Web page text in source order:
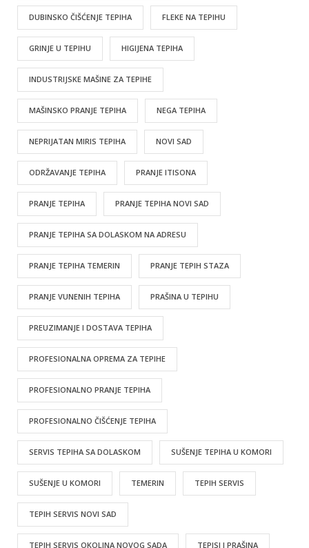
DUBINSKO ČIŠĆENJE TEPIHA FLEKE NA TEPIHU
GRINJE U TEPIHU HIGIJENA TEPIHA
INDUSTRIJSKE MAŠINE ZA TEPIHE
MAŠINSKO PRANJE TEPIHA NEGA TEPIHA
NEPRIJATAN MIRIS TEPIHA NOVI SAD
ODRŽAVANJE TEPIHA PRANJE ITISONA
PRANJE TEPIHA PRANJE TEPIHA NOVI SAD
PRANJE TEPIHA SA DOLASKOM NA ADRESU
PRANJE TEPIHA TEMERIN PRANJE TEPIH STAZA
PRANJE VUNENIH TEPIHA PRAŠINA U TEPIHU
PREUZIMANJE I DOSTAVA TEPIHA
PROFESIONALNA OPREMA ZA TEPIHE
PROFESIONALNO PRANJE TEPIHA
PROFESIONALNO ČIŠĆENJE TEPIHA
SERVIS TEPIHA SA DOLASKOM SUŠENJE TEPIHA U KOMORI
SUŠENJE U KOMORI TEMERIN TEPIH SERVIS
TEPIH SERVIS NOVI SAD
TEPIH SERVIS OKOLINA NOVOG SADA TEPISI I PRAŠINA